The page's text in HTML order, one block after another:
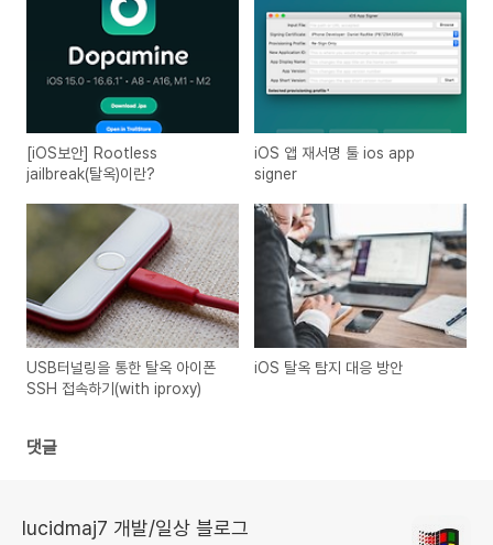
[iOS보안] Rootless
jailbreak(탈옥)이란?
iOS 앱 재서명 툴 ios app
signer
USB터널링을 통한 탈옥 아이폰
SSH 접속하기(with iproxy)
iOS 탈옥 탐지 대응 방안
댓글
lucidmaj7 개발/일상 블로그